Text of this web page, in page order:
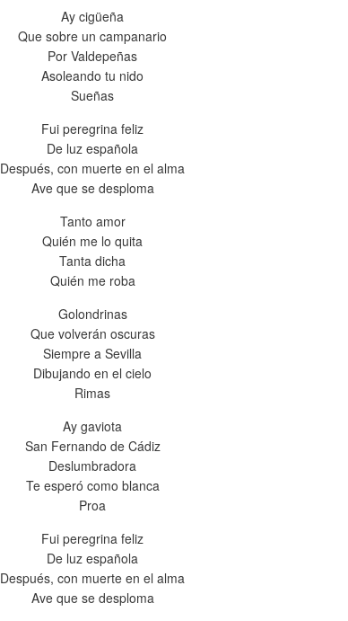
Ay cigüeña
Que sobre un campanario
Por Valdepeñas
Asoleando tu nido
Sueñas
Fui peregrina feliz
De luz española
Después, con muerte en el alma
Ave que se desploma
Tanto amor
Quién me lo quita
Tanta dicha
Quién me roba
Golondrinas
Que volverán oscuras
Siempre a Sevilla
Dibujando en el cielo
Rimas
Ay gaviota
San Fernando de Cádiz
Deslumbradora
Te esperó como blanca
Proa
Fui peregrina feliz
De luz española
Después, con muerte en el alma
Ave que se desploma